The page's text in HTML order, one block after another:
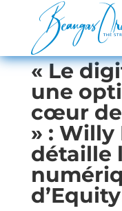
« Le
une
cœur
» :
détaille